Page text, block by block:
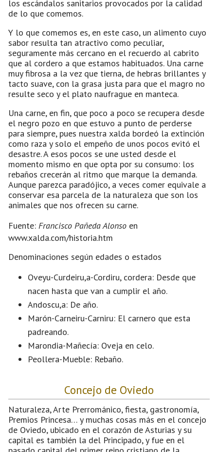
los escándalos sanitarios provocados por la calidad
de lo que comemos.
Y lo que comemos es, en este caso, un alimento cuyo
sabor resulta tan atractivo como peculiar,
seguramente más cercano en el recuerdo al cabrito
que al cordero a que estamos habituados. Una carne
muy fibrosa a la vez que tierna, de hebras brillantes y
tacto suave, con la grasa justa para que el magro no
resulte seco y el plato naufrague en manteca.
Una carne, en fin, que poco a poco se recupera desde
el negro pozo en que estuvo a punto de perderse
para siempre, pues nuestra xalda bordeó la extinción
como raza y solo el empeño de unos pocos evitó el
desastre. A esos pocos se une usted desde el
momento mismo en que opta por su consumo: los
rebaños crecerán al ritmo que marque la demanda.
Aunque parezca paradójico, a veces comer equivale a
conservar esa parcela de la naturaleza que son los
animales que nos ofrecen su carne.
Fuente: Francisco Pañeda Alonso en
www.xalda.com/historia.htm
Denominaciones según edades o estados
Oveyu-Curdeiru,a-Cordiru, cordera: Desde que
nacen hasta que van a cumplir el año.
Andoscu,a: De año.
Marón-Carneiru-Carniru: El carnero que esta
padreando.
Marondia-Mañecía: Oveja en celo.
Peollera-Mueble: Rebaño.
Concejo de Oviedo
Naturaleza, Arte Prerrománico, fiesta, gastronomía,
Premios Princesa… y muchas cosas más en el concejo
de Oviedo, ubicado en el corazón de Asturias y su
capital es también la del Principado, y fue en el